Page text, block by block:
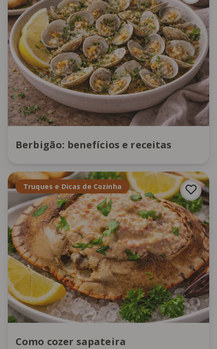
Berbigão: benefícios e receitas
Truques e Dicas de Cozinha
Como cozer sapateira